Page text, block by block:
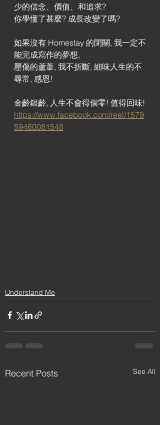
少的信念、價值、和追求?
你學懂了甚麼? 成長改變了嗎?
如果沒有 Homestay 的閉關, 我一定不
能完成寫作的夢想,
壓傷的蘆葦, 我不折斷, 細味人生的不
尋常, 感恩!
金齡銀齡, 人生不會得個零! 值得回味!
https://www.facebook.com/reel/1579
59460081548
Understand Me
Recent Posts See All